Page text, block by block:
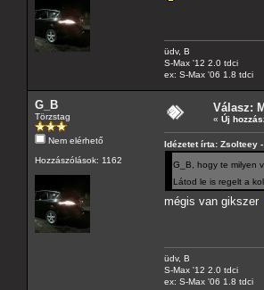
üdv, B
S-Max '12 2.0 tdci
ex: S-Max '06 1.8 tdci
G_B
Törzstag
Nem elérhető
Hozzászólások: 1162
Válasz:
« Új
Idézetet írta: Zsolteey
G_B, hogy te milyen
Látod le is regelt a
mégis van gikszer
üdv, B
S-Max '12 2.0 tdci
ex: S-Max '06 1.8 tdci